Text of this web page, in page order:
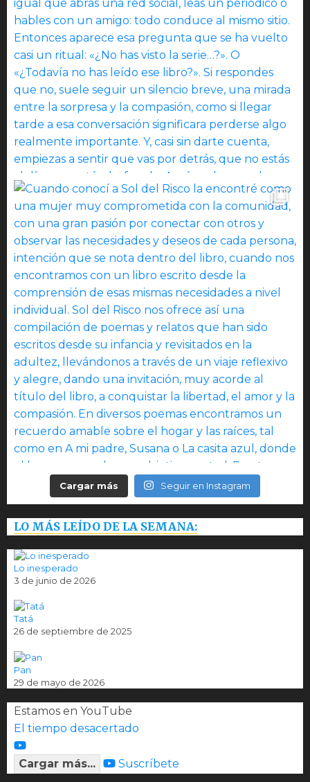
Cargar más Seguir en Instagram
LO MÁS LEÍDO DE LA SEMANA:
Lo inesperado
3 de junio de 2026
Tatá
26 de septiembre de 2025
Pan
29 de mayo de 2026
Estamos en YouTube
El tiempo desacertado
Cargar más... Suscríbete